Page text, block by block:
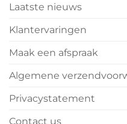
Laatste nieuws
Klantervaringen
Maak een afspraak
Algemene
Privacystatement
Contact us